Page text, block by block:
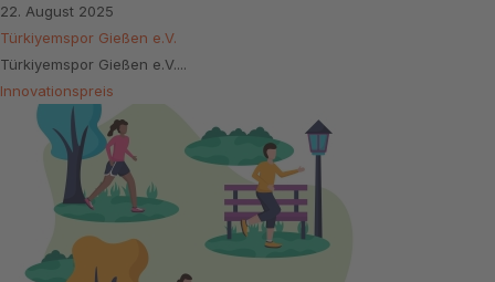
22. August 2025
Türkiyemspor Gießen e.V.
Türkiyemspor Gießen e.V....
Innovationspreis